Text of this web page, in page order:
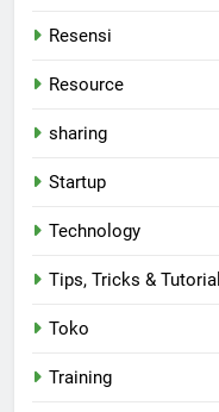
Resensi
Resource
sharing
Startup
Technology
Tips, Tricks & Tutorial
Toko
Training